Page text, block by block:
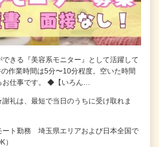
できる『美容系モニター』として活躍して
作業時間は5分〜10分程度。空いた時間
お仕事です。 ◆【いろん…
礼は、最短で当日のうちに受け取れま
ト勤務 埼玉県エリアおよび日本全国で
）